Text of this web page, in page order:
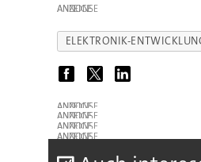
ANZEIGE
ELEKTRONIK-
ANZEIGE
ANZEIGE
ANZEIGE
ANZEIGE